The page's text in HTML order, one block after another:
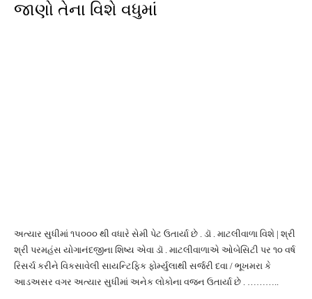
જાણો તેના વિશે વધુમાં
અત્યાર સુધીમાં ૧૫૦૦૦ થી વધારે સેમી પેટ ઉતાર્યા છે . ડૉ . માટલીવાળા વિશે | શ્રી
શ્રી પરમહંસ યોગાનંદજીના શિષ્ય એવા ડૉ . માટલીવાળાએ ઓબેસિટી પર ૧૦ વર્ષ
રિસર્ચ કરીને વિકસાવેલી સાયન્ટિફિક ફોર્મ્યુલાથી સર્જરી દવા / ભૂખમરા કે
આડઅસર વગર અત્યાર સુધીમાં અનેક લોકોના વજન ઉતાર્યા છે . ………..